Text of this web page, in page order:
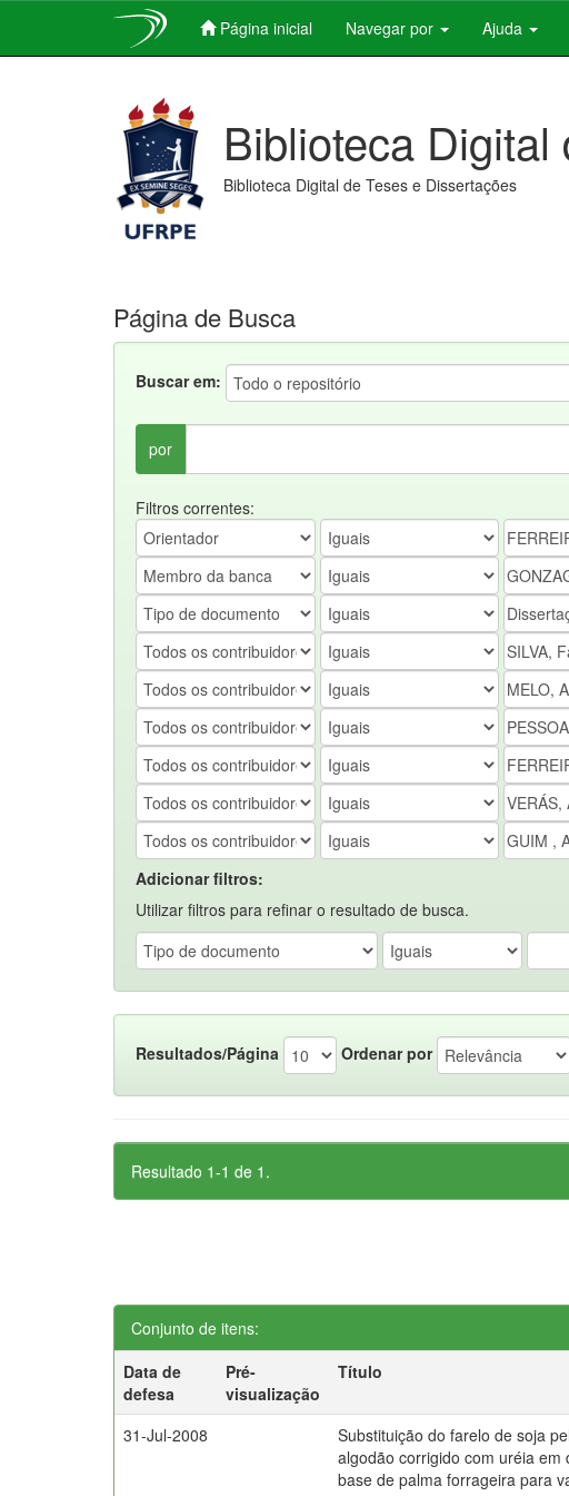
Página inicial Navegar por Ajuda
Biblioteca
Biblioteca Digital de Teses e Dissertações
Página de Busca
Buscar em:
por
Filtros correntes:
Adicionar filtros:
Utilizar filtros para refinar o resultado de busca.
Resultados/Página Ordenar por
Resultado 1-1 de 1.
Conjunto de itens:
Data de
defesa
Pré-
visualização
Título
31-Jul-2008
Substituição do farelo de soja
algodão corrigido com uréia em
base de palma forrageira para